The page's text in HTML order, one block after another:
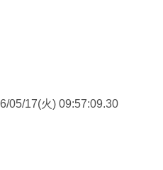
05/17(火) 09:57:09.30